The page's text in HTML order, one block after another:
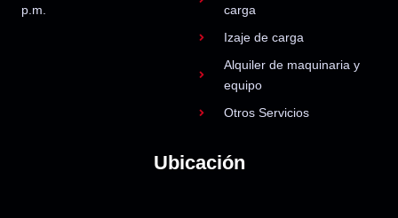
p.m.
carga
Izaje de carga
Alquiler de maquinaria y
equipo
Otros Servicios
Ubicación